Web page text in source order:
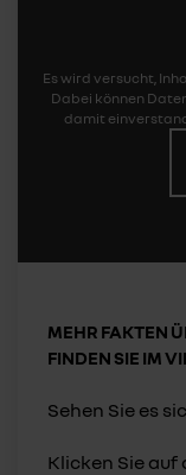
Es wird versucht,
Dabei können
damit
MEHR FAKTEN
FINDEN SIE IM
Sehen Sie es
Klicken Sie auf